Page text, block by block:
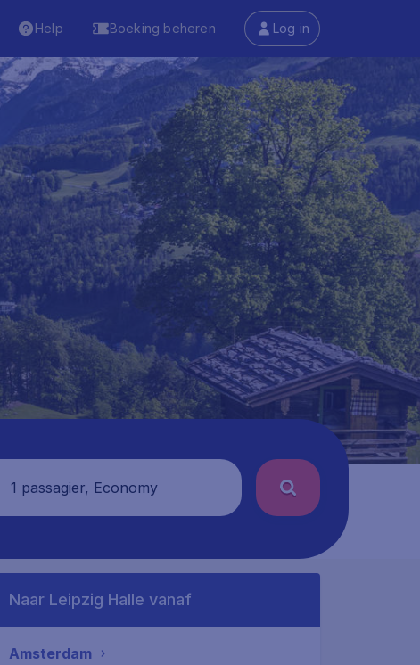
Help Boeking beheren Log in
1 passagier, Economy
Naar Leipzig Halle vanaf
Amsterdam